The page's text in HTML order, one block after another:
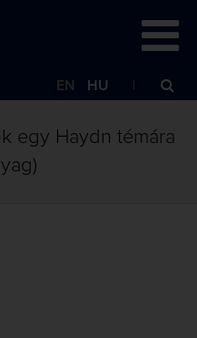
EN HU
egy Haydn témára